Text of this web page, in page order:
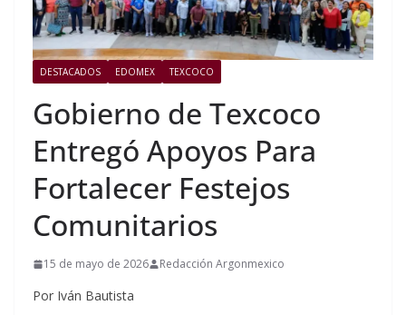
DESTACADOS EDOMEX TEXCOCO
Gobierno de Texcoco
Entregó Apoyos Para
Fortalecer Festejos
Comunitarios
15 de mayo de 2026 Redacción Argonmexico
Por Iván Bautista